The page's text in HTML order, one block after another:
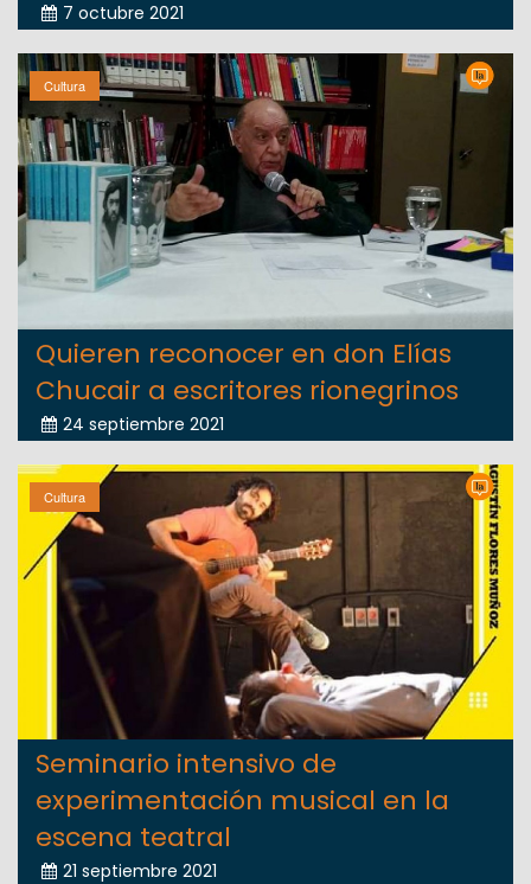
7 octubre 2021
Cultura
Quieren reconocer en don Elías
Chucair a escritores rionegrinos
24 septiembre 2021
Cultura
Seminario intensivo de
experimentación musical en la
escena teatral
21 septiembre 2021